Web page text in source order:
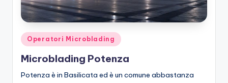
g
M
ic
Posted
in
Operatori Microblading
Microblading Potenza
Potenza è in Basilicata ed è un comune abbastanza